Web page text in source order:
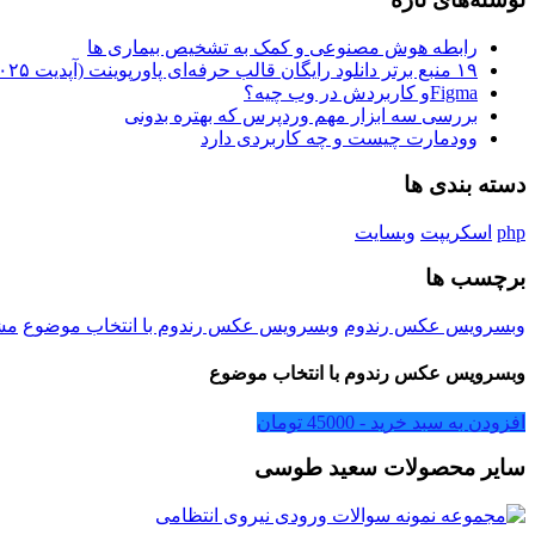
رابطه هوش مصنوعی و کمک به تشخیص بیماری ها
۱۹ منبع برتر دانلود رایگان قالب حرفه‌ای پاورپوینت (آپدیت ۲۰۲۵)
Figmaو کاربردش در وب چیه؟
بررسی سه ابزار مهم وردپرس که بهتره بدونی
وودمارت چیست و چه کاربردی دارد
دسته بندی ها
php اسکریپت وبسایت
برچسب ها
وبسرویس عکس رندوم وبسرویس عکس رندوم با انتخاب موضوع
وبسرویس عکس رندوم با انتخاب موضوع
افزودن به سبد خرید - 45000 تومان
سایر محصولات سعید طوسی